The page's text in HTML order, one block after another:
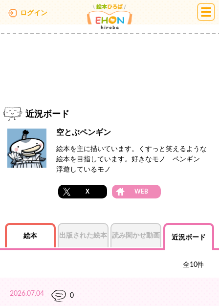
ログイン 絵本ひろば
近況ボード
空とぶペンギン
絵本を主に描いています。くすっと笑えるような
絵本を目指しています。好きなモノ ペンギン
浮遊しているモノ
X WEB
絵本 出版された絵本 読み聞かせ動画 近況ボード
全10件
2026.07.04 0